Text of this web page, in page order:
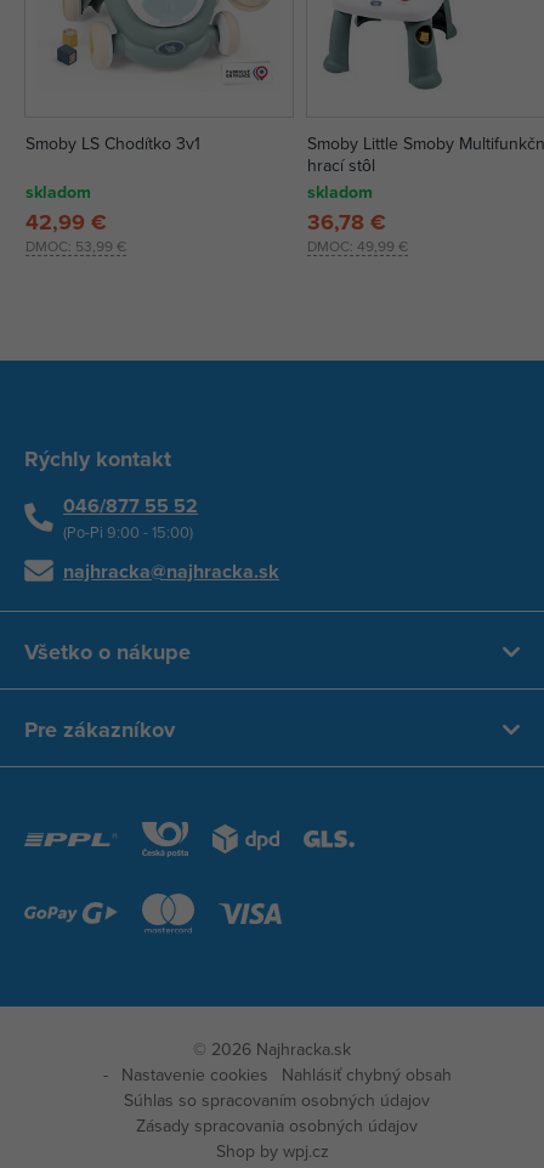
Smoby LS Chodítko 3v1
skladom
DMOC: 53,99 €
42,99 €
Smoby Little Smoby
hrací stôl
skladom
DMOC:49,99 €
36,78 €
Rýchly kontakt
046/877 55 52
(Po-Pi 9:00 - 15:00)
najhracka@najhracka.sk
Všetko o nákupe
Pre zákazníkov
© 2026 Najhracka.sk
Nastavenie cookies
Nahlásiť chybný obsah
Súhlas so spracovaním osobných údajov
Zásady spracovania osobných údajov
Shop by wpj.cz